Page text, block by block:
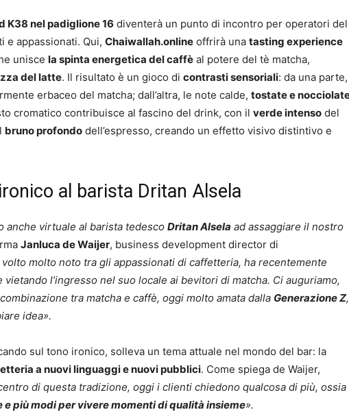
K38 nel padiglione 16 diventerà un punto di incontro per operatori del
e appassionati. Qui, Chaiwallah.online offrirà una tasting experience
unisce la spinta energetica del caffè al potere del tè matcha,
del latte. Il risultato è un gioco di contrasti sensoriali: da una parte,
erbaceo del matcha; dall’altra, le note calde, tostate e
cromatico contribuisce al fascino del drink, con il verde intenso del
bruno profondo dell’espresso, creando un effetto visivo distintivo e
al barista Dritan Alsela
anche virtuale al barista tedesco Dritan Alsela ad assaggiare il nostro
Janluca de Waijer, business development director di
volto molto noto tra gli appassionati di caffetteria, ha recentemente
l’ingresso nel suo locale ai bevitori di matcha. Ci auguriamo,
tra matcha e caffè, oggi molto amata dalla Generazione Z,
idea».
sul tono ironico, solleva un tema attuale nel mondo del bar: la
a nuovi linguaggi e nuovi pubblici. Come spiega de Waijer,
di questa tradizione, oggi i clienti chiedono qualcosa di più, ossia
più modi per vivere momenti di qualità insieme».